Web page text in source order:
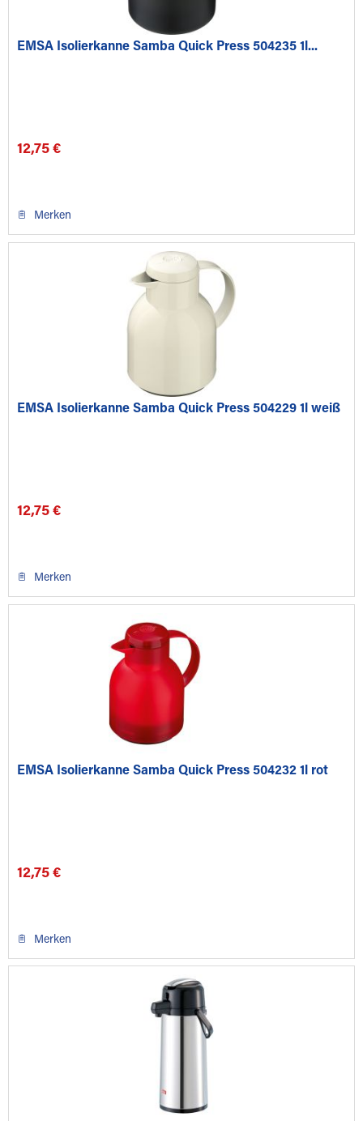
EMSA Isolierkanne Samba Quick Press 504235 1l...
12,75 €
Merken
EMSA Isolierkanne Samba Quick Press 504229 1l weiß
12,75 €
Merken
EMSA Isolierkanne Samba Quick Press 504232 1l rot
12,75 €
Merken